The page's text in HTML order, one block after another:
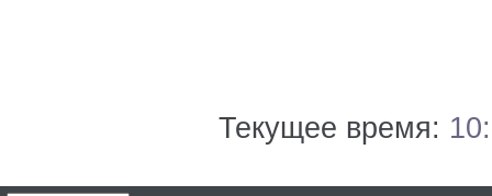
Текущее время: